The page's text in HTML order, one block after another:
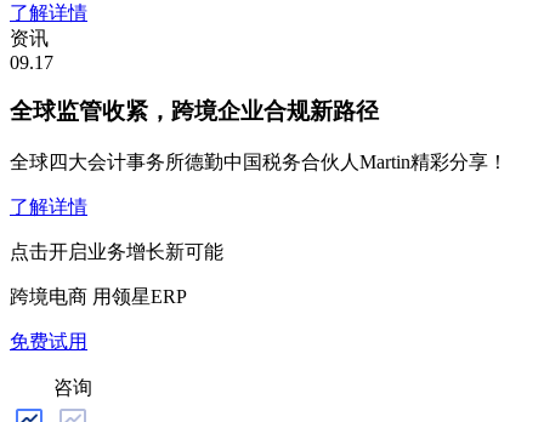
了解详情
资讯
09.17
全球监管收紧，跨境企业合规新路径
全球四大会计事务所德勤中国税务合伙人Martin精彩分享！
了解详情
点击开启业务增长新可能
跨境电商 用领星ERP
免费试用
咨询